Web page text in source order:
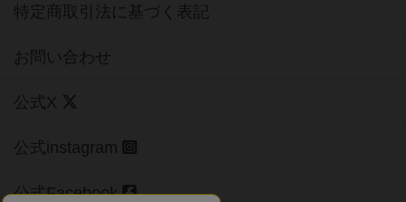
特定商取引法に基づく表記
お問い合わせ
公式X
公式instagram
公式Facebook